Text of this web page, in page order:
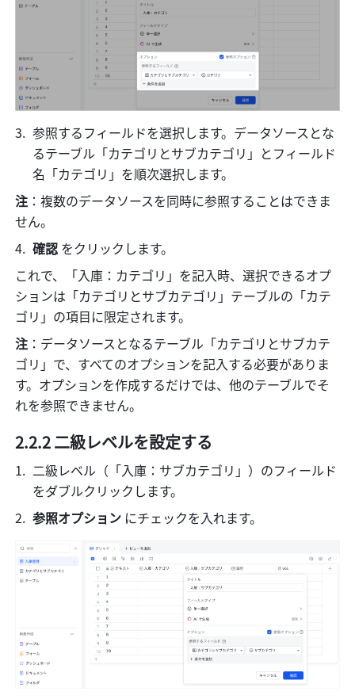
参照するフィールドを選択します。データソースとな
るテーブル「カテゴリとサブカテゴリ」とフィールド
名「カテゴリ」を順次選択します。
注 ：複数のデータソースを同時に参照することはできま
せん。
確認 をクリックします。
これで、「入庫：カテゴリ」を記入時、選択できるオプ
ションは「カテゴリとサブカテゴリ」テーブルの「カテ
ゴリ」の項目に限定されます。
注 ：データソースとなるテーブル「カテゴリとサブカテ
ゴリ」で、すべてのオプションを記入する必要がありま
す。オプションを作成するだけでは、他のテーブルでそ
れを参照できません。
2.2.2 二級レベルを設定する
二級レベル（「入庫：サブカテゴリ」）のフィールド
をダブルクリックします。
参照オプション にチェックを入れます。